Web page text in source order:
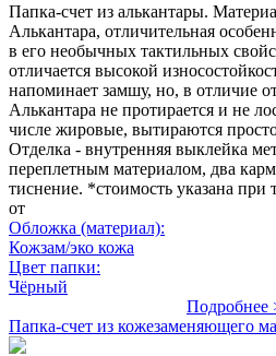
Папка-счет из алькантары.
Алькантара, отличительная
в его необычных тактильных
отличается высокой
напоминает замшу, но, в отличие
Алькантара не протирается и не
числе жировые, вытираются
Отделка - внутренняя выклейка
переплетным материалом, два
тиснение. *стоимость указана при
от
Обложка (материал):
Кожзам/эко кожа
Цвет папки:
Чёрный
Подробнее
Папка-счет из кожезаменяющего